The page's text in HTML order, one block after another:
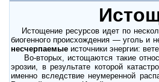
Истощение ресурсов идет по
биогенного происхождения — уголь и
несчерпаемые источники энергии:
Во-вторых, истощаются такие
эрозии, в результате которой
именно вследствие неумеренной